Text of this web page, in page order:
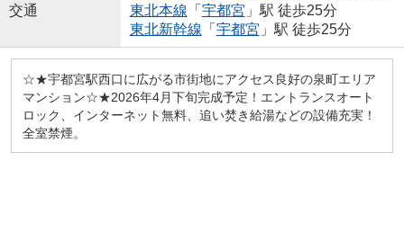
交通
東北本線 「 宇都宮 」駅 徒歩25分
東北新幹線 「 宇都宮 」駅 徒歩25分
☆★宇都宮駅西口に広がる市街地にアクセス良好の泉町エリア
マンション☆★2026年4月下旬完成予定！エントランスオート
ロック、インターネット無料、追い焚き給湯などの設備充実！
全室禁煙。